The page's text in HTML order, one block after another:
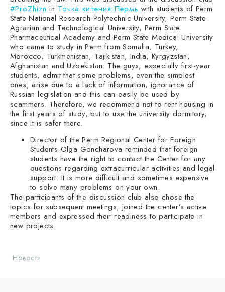
#ProZhizn in Точка кипения Пермь with students of Perm
State National Research Polytechnic University, Perm State
Agrarian and Technological University, Perm State
Pharmaceutical Academy and Perm State Medical University
who came to study in Perm from Somalia, Turkey,
Morocco, Turkmenistan, Tajikistan, India, Kyrgyzstan,
Afghanistan and Uzbekistan. The guys, especially first-year
students, admit that some problems, even the simplest
ones, arise due to a lack of information, ignorance of
Russian legislation and this can easily be used by
scammers. Therefore, we recommend not to rent housing in
the first years of study, but to use the university dormitory,
since it is safer there.
Director of the Perm Regional Center for Foreign
Students Olga Goncharova reminded that foreign
students have the right to contact the Center for any
questions regarding extracurricular activities and legal
support: It is more difficult and sometimes expensive
to solve many problems on your own.
The participants of the discussion club also chose the
topics for subsequent meetings, joined the center’s active
members and expressed their readiness to participate in
new projects.
Новости